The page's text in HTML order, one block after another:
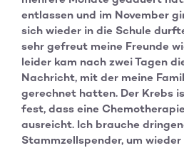
entlassen und im November
sich wieder in die Schule
sehr gefreut meine Freunde
leider kam nach zwei Tagen
Nachricht, mit der meine
gerechnet hatten. Der Krebs
fest, dass eine
ausreicht. Ich brauche
Stammzellspender, um